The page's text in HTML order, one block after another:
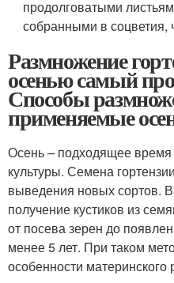
продолговатыми
собранными в соцветия,
Размножение
осенью самый
Способы
применяемые
Осень – подходящее
культуры. Семена
выведения новых сортов.
получение кустиков из
от посева зерен до
менее 5 лет. При таком
особенности